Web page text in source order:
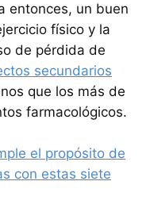
entonces, un buen
físico y la
de pérdida de
secundarios
que los más de
farmacológicos.
el propósito de
con estas siete